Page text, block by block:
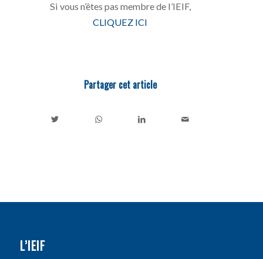
Si vous n’êtes pas membre de l’IEIF,
CLIQUEZ ICI
Partager cet article
L’IEIF